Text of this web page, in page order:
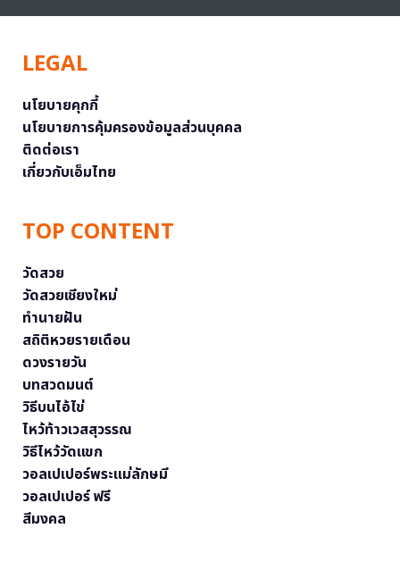
LEGAL
นโยบายคุกกี้
นโยบายการคุ้มครองข้อมูลส่วนบุคคล
ติดต่อเรา
เกี่ยวกับเอ็มไทย
TOP CONTENT
วัดสวย
วัดสวยเชียงใหม่
ทำนายฝัน
สถิติหวยรายเดือน
ดวงรายวัน
บทสวดมนต์
วิธีบนไอ้ไข่
ไหว้ท้าวเวสสุวรรณ
วิธีไหว้วัดแขก
วอลเปเปอร์พระแม่ลักษมี
วอลเปเปอร์ ฟรี
สีมงคล